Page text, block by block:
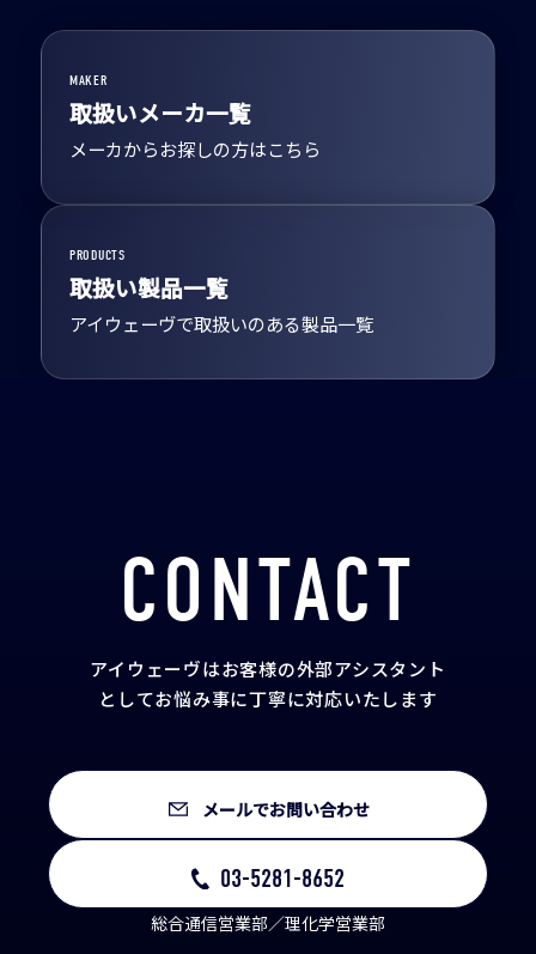
MAKER
取扱いメーカ一覧
メーカからお探しの方はこちら
PRODUCTS
取扱い製品一覧
アイウェーヴで取扱いのある製品一覧
CONTACT
アイウェーヴはお客様の外部アシスタント
としてお悩み事に丁寧に対応いたします
メールでお問い合わせ
03-5281-8652
総合通信営業部／理化学営業部